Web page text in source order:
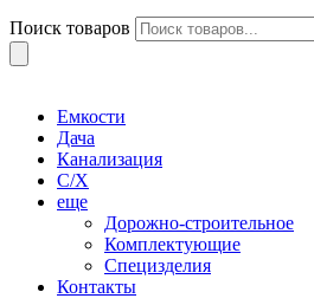
Поиск товаров
Емкости
Дача
Канализация
С/Х
еще
Дорожно-строительное
Комплектующие
Специзделия
Контакты